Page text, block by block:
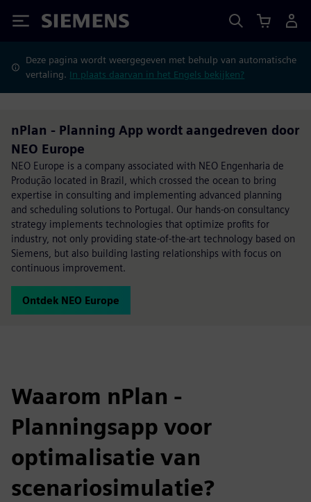
Siemens
Deze pagina wordt weergegeven met behulp van automatische
vertaling. In plaats daarvan in het Engels bekijken?
nPlan - Planning App wordt aangedreven door
NEO Europe
NEO Europe is a company associated with NEO Engenharia de
Produção located in Brazil, which crossed the ocean to bring
expertise in consulting and implementing advanced planning
and scheduling solutions to Portugal. Our hands-on consultancy
strategy implements technologies that optimize profits for
industry, not only providing state-of-the-art technology based on
Siemens, but also building lasting relationships with focus on
continuous improvement.
Ontdek NEO Europe
Waarom nPlan -
Planningsapp voor
optimalisatie van
scenariosimulatie?